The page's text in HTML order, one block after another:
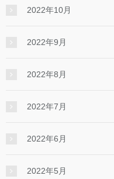
2022年10月
2022年9月
2022年8月
2022年7月
2022年6月
2022年5月